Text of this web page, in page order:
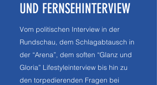
UND FERNSEHINTERVIEW
Vom politischen Interview in der
Rundschau, dem Schlagabtausch in
der “Arena”, dem soften “Glanz und
Gloria” Lifestyleinterview bis hin zu
den torpedierenden Fragen bei